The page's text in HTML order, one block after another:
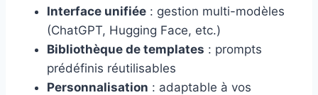
Interface unifiée : gestion multi-modèles
(ChatGPT, Hugging Face, etc.)
Bibliothèque de templates : prompts
prédéfinis réutilisables
Personnalisation : adaptable à vos